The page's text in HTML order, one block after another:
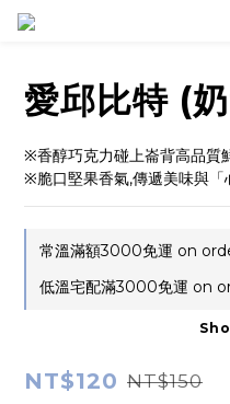
愛邱比特 (
※香醇巧克力碰上崙背高品質
※脆口堅果香氣,傳遞美味與「
常溫滿額3000免運 on
低溫宅配滿3000免運 on
NT$120 NT$150